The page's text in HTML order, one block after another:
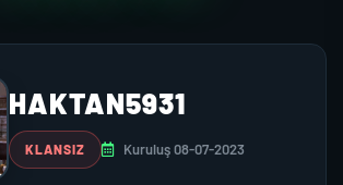
HAKTAN5931
KLANSIZ Kuruluş 08-07-2023